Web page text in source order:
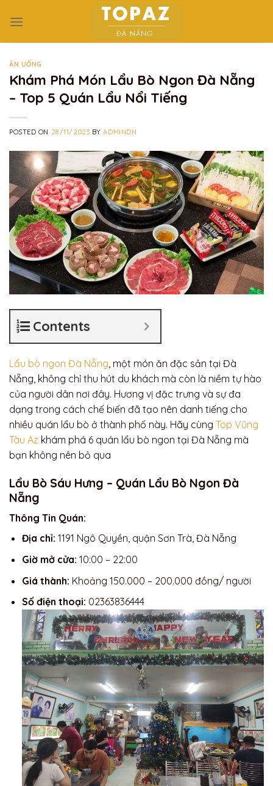
ĂN UỐNG
Khám Phá Món Lẩu Bò Ngon Đà Nẵng
– Top 5 Quán Lẩu Nổi Tiếng
POSTED ON 28/11/2023 BYADMINDN
Contents
Lẩu bò ngon Đà Nẵng, một món ăn đặc sản tại Đà
Nẵng, không chỉ thu hút du khách mà còn là niềm tự hào
của người dân nơi đây. Hương vị đặc trưng và sự đa
dạng trong cách chế biến đã tạo nên danh tiếng cho
nhiều quán lẩu bò ở thành phố này. Hãy cùng Top Vũng
Tàu Az khám phá 6 quán lẩu bò ngon tại Đà Nẵng mà
bạn không nên bỏ qua
Lẩu Bò Sáu Hưng – Quán Lẩu Bò Ngon Đà
Nẵng
Thông Tin Quán:
Địa chỉ: 1191 Ngô Quyền, quận Sơn Trà, Đà Nẵng
Giờ mở cửa: 10:00 – 22:00
Giá thành: Khoảng 150.000 – 200.000 đồng/ người
Số điện thoại: 02363836444